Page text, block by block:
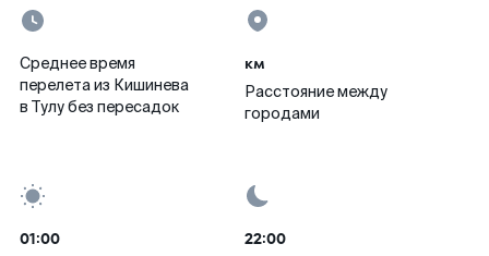
Среднее время
перелета из Кишинева
в Тулу без пересадок
км
Расстояние между
городами
01:00 22:00